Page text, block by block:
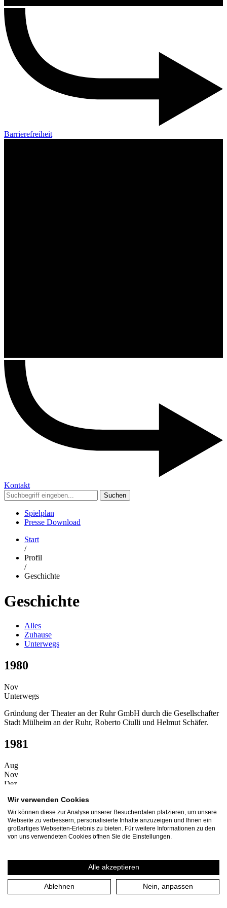
Barrierefreiheit
Kontakt
Suchen
Spielplan
Presse Download
Start
/
Profil
/
Geschichte
Geschichte
Alles
Zuhause
Unterwegs
1980
Nov
Unterwegs
Gründung der Theater an der Ruhr GmbH durch die Gesellschafter
Stadt Mülheim an der Ruhr, Roberto Ciulli und Helmut Schäfer.
1981
Aug
Nov
Dez
Beginn der ersten Spielzeit 1981/1982.
Zuhause
Eröffnung des kleinen Theatersaals im ehemaligen Solbad im
Raffelbergpark mit der Neuinszenierung "Der Zyklop" von
Wir verwenden Cookies
Wir können diese zur Analyse unserer Besucherdaten platzieren, um unsere
Webseite zu verbessern, personalisierte Inhalte anzuzeigen und Ihnen ein
großartiges Webseiten-Erlebnis zu bieten. Für weitere Informationen zu den
von uns verwendeten Cookies öffnen Sie die Einstellungen.
Alle akzeptieren
Ablehnen Nein, anpassen